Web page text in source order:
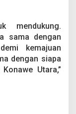
mendukung.
sama dengan
kemajuan
dengan siapa
Utara,”